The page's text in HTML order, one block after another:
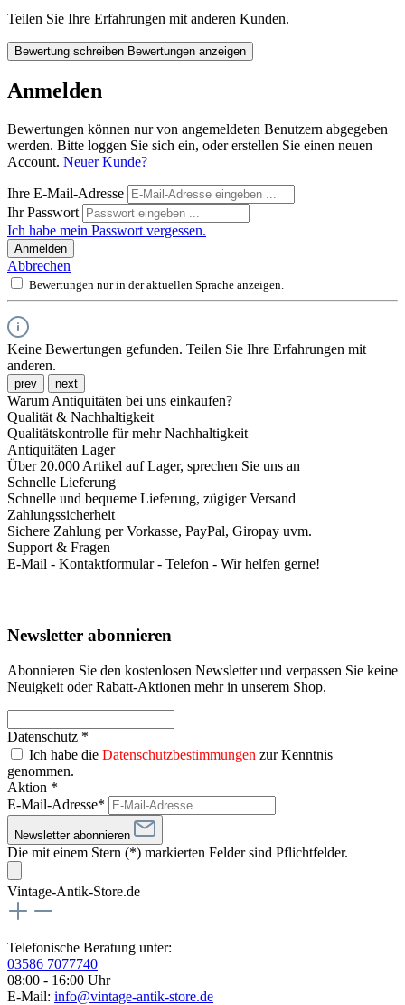
Teilen Sie Ihre Erfahrungen mit anderen Kunden.
Bewertung schreiben Bewertungen anzeigen
Anmelden
Bewertungen können nur von angemeldeten Benutzern abgegeben
werden. Bitte loggen Sie sich ein, oder erstellen Sie einen neuen
Account. Neuer Kunde?
Ihre E-Mail-Adresse
Ihr Passwort
Ich habe mein Passwort vergessen.
Anmelden
Abbrechen
Bewertungen nur in der aktuellen Sprache anzeigen.
Keine Bewertungen gefunden. Teilen Sie Ihre Erfahrungen mit
anderen.
prev next
Warum Antiquitäten bei uns einkaufen?
Qualität & Nachhaltigkeit
Qualitätskontrolle für mehr Nachhaltigkeit
Antiquitäten Lager
Über 20.000 Artikel auf Lager, sprechen Sie uns an
Schnelle Lieferung
Schnelle und bequeme Lieferung, zügiger Versand
Zahlungssicherheit
Sichere Zahlung per Vorkasse, PayPal, Giropay uvm.
Support & Fragen
E-Mail - Kontaktformular - Telefon - Wir helfen gerne!
Newsletter abonnieren
Abonnieren Sie den kostenlosen Newsletter und verpassen Sie keine
Neuigkeit oder Rabatt-Aktionen mehr in unserem Shop.
Datenschutz *
Ich habe die Datenschutzbestimmungen zur Kenntnis
genommen.
Aktion *
E-Mail-Adresse*
Newsletter abonnieren
Die mit einem Stern (*) markierten Felder sind Pflichtfelder.
Vintage-Antik-Store.de
Telefonische Beratung unter:
03586 7077740
08:00 - 16:00 Uhr
E-Mail: info@vintage-antik-store.de